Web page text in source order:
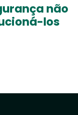
não
los